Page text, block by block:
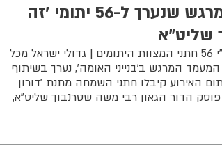
מעמד ה'בר מצוה' האדיר והמרגש שנערך ל-56 יתומי 'זה
שליט"א
עין לא נותרה יבשה בעת אמירת הקדיש ע"י 56 חתני המצוות היתומים | גדולי ישראל מכל
המרגש ב'בנייני האומה', נערך בשיתוף
האירוע קיבלו חתני השמחה מתנת 'דורון
הדור הגאון רבי משה שטרנבוך שליט"א,